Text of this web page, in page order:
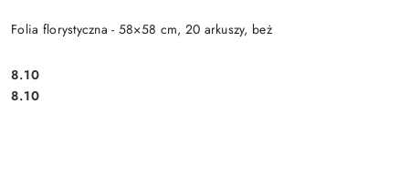
Folia florystyczna - 58×58 cm, 20 arkuszy, beż
Cena:
8.10
Cena:
8.10